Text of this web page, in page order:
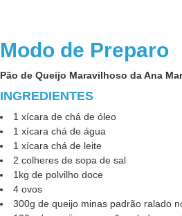
Modo de Preparo
Pão de Queijo Maravilhoso da Ana
INGREDIENTES
1 xícara de chá de óleo
1 xícara chá de água
1 xícara chá de leite
2 colheres de sopa de sal
1kg de polvilho doce
4 ovos
300g de queijo minas padrão ralado